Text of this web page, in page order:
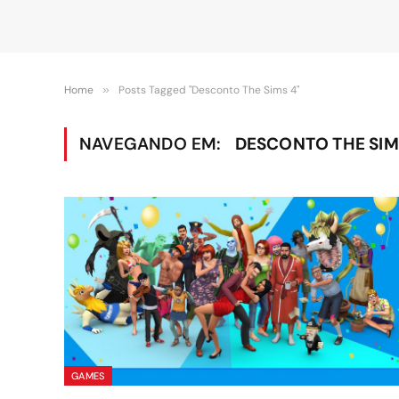
Home » Posts Tagged "Desconto The Sims 4"
NAVEGANDO EM: DESCONTO THE
GAMES